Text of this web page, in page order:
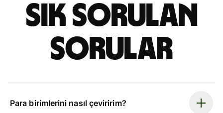
Sık sorulan
sorular
Para birimlerini nasıl çeviririm?